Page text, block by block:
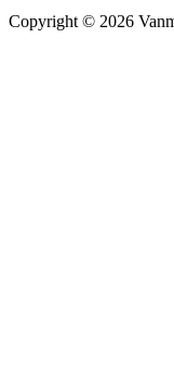
Copyright © 2026